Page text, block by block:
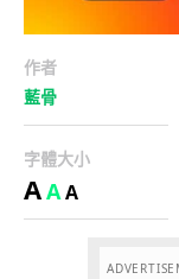
作者
藍骨
字體大小
AAA